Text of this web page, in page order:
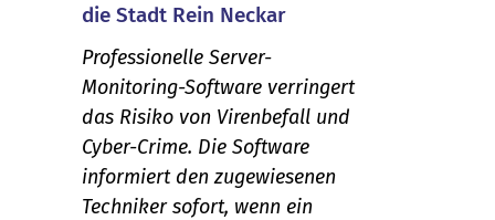
die Stadt Rein Neckar
Professionelle Server-
Monitoring-Software verringert
das Risiko von Virenbefall und
Cyber-Crime. Die Software
informiert den zugewiesenen
Techniker sofort, wenn ein